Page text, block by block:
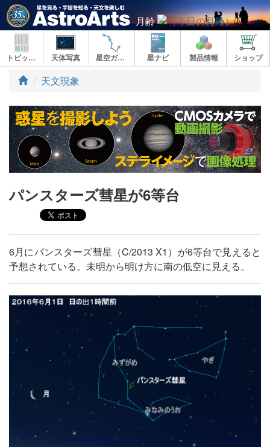
月齢
トピックス 天体写真 星空ガイド 星ナビ 製品情報 ショップ
ト
プ
天文現象
パンスターズ彗星が6等台
6月にパンスターズ彗星（C/2013 X1）が6等台で見えると
予想されている。未明から明け方に南の低空に見える。